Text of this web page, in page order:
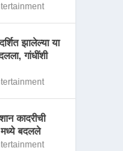
झालेल्या या
गांधींशी
कादरीची
मध्ये बदलले